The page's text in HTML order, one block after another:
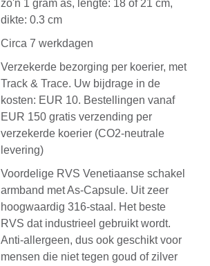
zo'n 1 gram as, lengte: 18 of 21 cm,
dikte: 0.3 cm
Circa 7 werkdagen
Verzekerde bezorging per koerier, met
Track & Trace. Uw bijdrage in de
kosten: EUR 10. Bestellingen vanaf
EUR 150 gratis verzending per
verzekerde koerier (CO2-neutrale
levering)
Voordelige RVS Venetiaanse schakel
armband met As-Capsule. Uit zeer
hoogwaardig 316-staal. Het beste
RVS dat industrieel gebruikt wordt.
Anti-allergeen, dus ook geschikt voor
mensen die niet tegen goud of zilver